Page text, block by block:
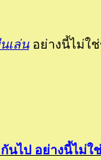
เล่นอย่างนี้ไม่ใ
นไป อย่างนี้ไม่ใ